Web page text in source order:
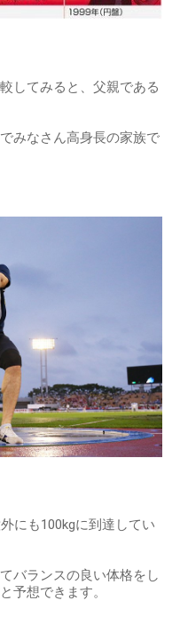
してみると、父親である
みなさん高身長の家族で